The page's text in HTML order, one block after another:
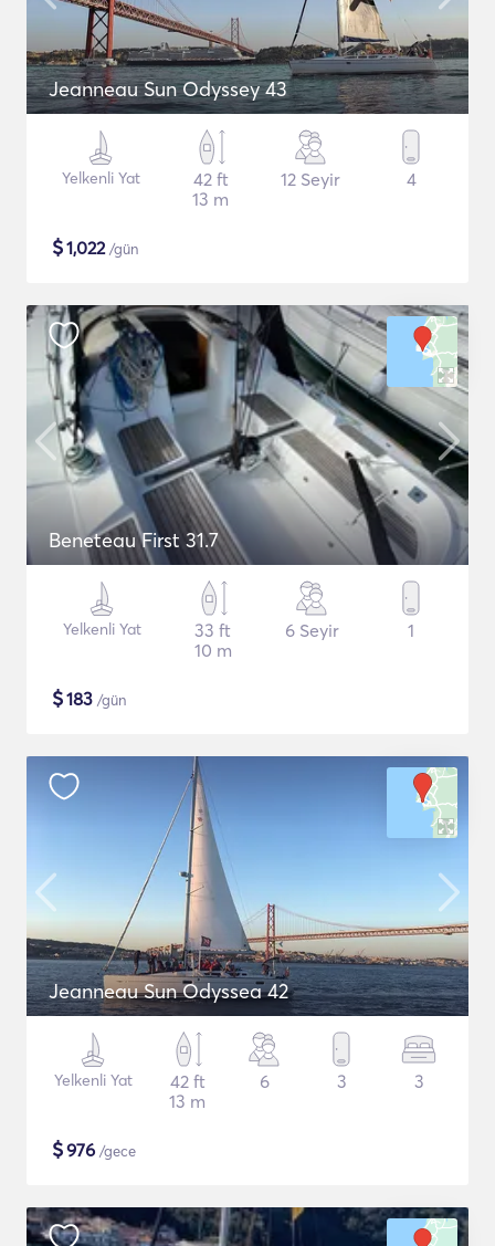
Jeanneau Sun Odyssey 43
Yelkenli Yat
42 ft
13 m
12 Seyir 4
$1,022/gün
Beneteau First 31.7
Yelkenli Yat
33 ft
10 m
6 Seyir 1
$183 /gün
Jeanneau Sun Odyssea 42
Yelkenli Yat
42 ft
13 m
6 3 3
$976 /gece